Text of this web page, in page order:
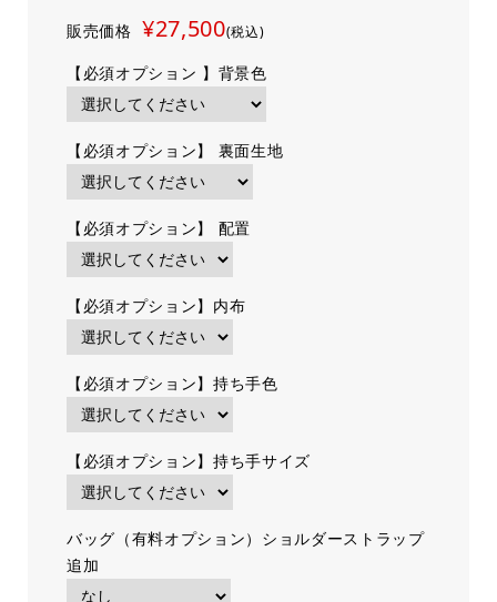
販売価格 ¥27,500(税込)
【必須オプション 】背景色
【必須オプション】 裏面生地
【必須オプション】 配置
【必須オプション】内布
【必須オプション】持ち手色
【必須オプション】持ち手サイズ
バッグ（有料オプション）ショルダーストラップ
追加